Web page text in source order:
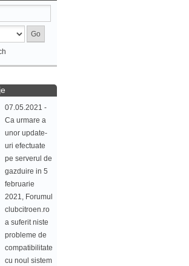
07.05.2021 -
Ca urmare a
unor update-
uri efectuate
pe serverul de
gazduire in 5
februarie
2021, Forumul
clubcitroen.ro
a suferit niste
probleme de
compatibilitate
cu noul sistem